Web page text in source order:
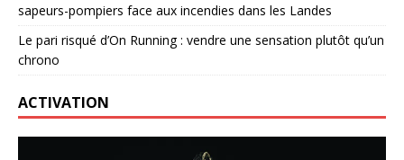
sapeurs-pompiers face aux incendies dans les Landes
Le pari risqué d’On Running : vendre une sensation plutôt qu’un
chrono
ACTIVATION